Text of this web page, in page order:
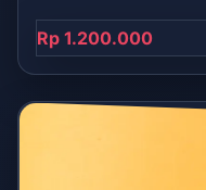
Rp 1.200.000